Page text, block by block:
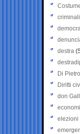
destra
Di Pietro
Diritti
don
elezioni